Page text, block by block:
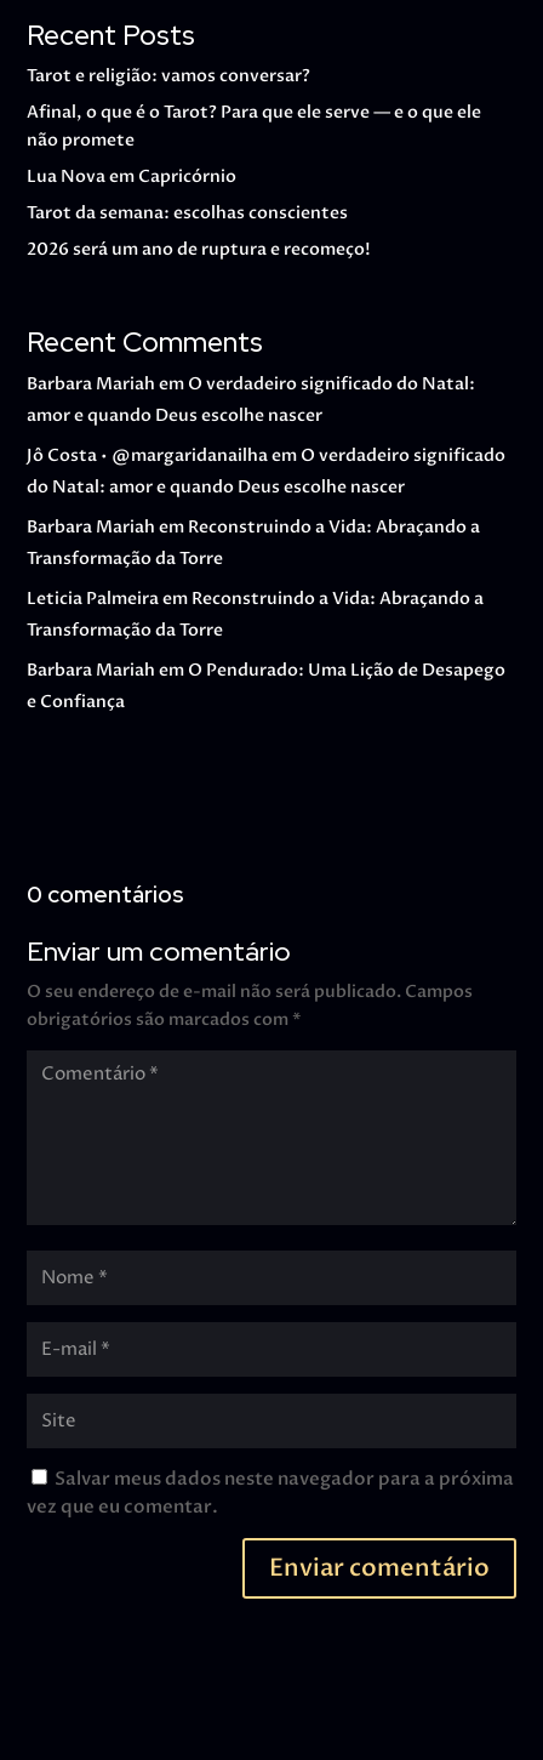
Recent Posts
Tarot e religião: vamos conversar?
Afinal, o que é o Tarot? Para que ele serve — e o que ele
não promete
Lua Nova em Capricórnio
Tarot da semana: escolhas conscientes
2026 será um ano de ruptura e recomeço!
Recent Comments
Barbara Mariah em O verdadeiro significado do Natal:
amor e quando Deus escolhe nascer
Jô Costa • @margaridanailhaem O verdadeiro significado
do Natal: amor e quando Deus escolhe nascer
Barbara Mariah em Reconstruindo a Vida: Abraçando a
Transformação da Torre
Leticia Palmeiraem Reconstruindo a Vida: Abraçando a
Transformação da Torre
Barbara Mariah em O Pendurado: Uma Lição de Desapego
e Confiança
0 comentários
Enviar um comentário
O seu endereço de e-mail não será publicado. Campos
obrigatórios são marcados com *
Salvar meus dados neste navegador para a próxima
vez que eu comentar.
Enviar comentário